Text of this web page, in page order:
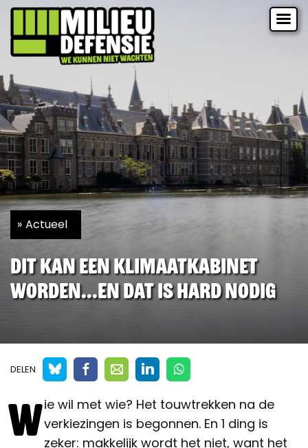
Actueel
Dit kan een Klimaatkabinet
worden...en dat is hard nodig
DELEN
Wie wil met wie? Het touwtrekken na de
verkiezingen is begonnen. En 1 ding is
zeker: makkelijk wordt het niet, want het